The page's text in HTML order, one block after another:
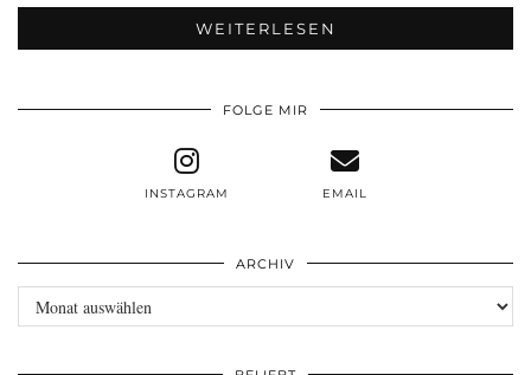
WEITERLESEN
FOLGE MIR
INSTAGRAM EMAIL
ARCHIV
Archiv